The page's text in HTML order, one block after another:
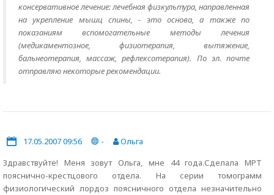
консервативное лечение: лечебная физкультура, направленная
на укрепление мышц спины, - это основа, а также по
показаниям вспомогательные методы лечения
(медикаментозное, физиотерапия, вытяжение,
бальнеотерапия, массаж, рефлексотерапия). По эл. почте
отправляю некоторые рекомендации.
17.05.2007 09:56 -
Ольга
Здравствуйте! Меня зовут Ольга, мне 44 года.Сделала МРТ
пояснично-крестцового отдела. На серии томограмм
физиологический лордоз поясничного отдела незначительно